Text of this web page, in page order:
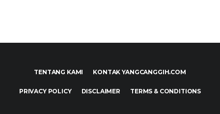
TENTANG KAMI KONTAK YANGCANGGIH.COM
PRIVACY POLICY DISCLAIMER TERMS & CONDITIONS